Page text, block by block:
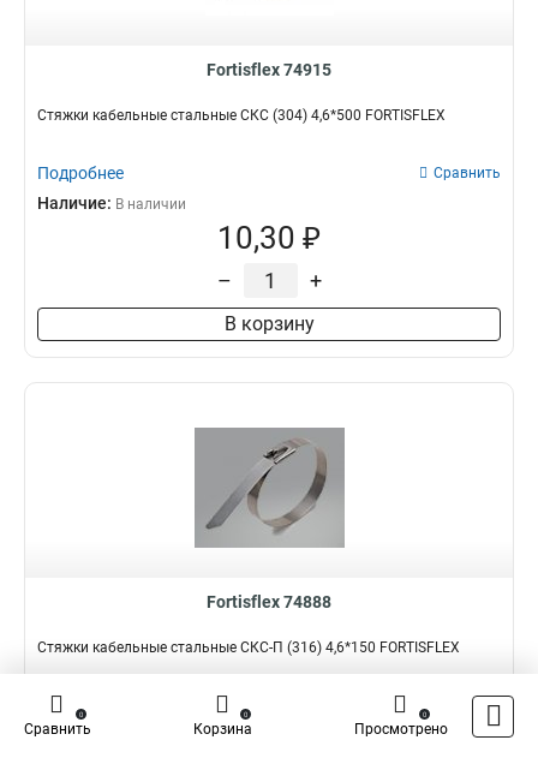
Fortisflex 74915
Стяжки кабельные стальные СКС (304) 4,6*500 FORTISFLEX
Подробнее Сравнить
Наличие: В наличии
10,30 ₽
– +
В корзину
Fortisflex 74888
Стяжки кабельные стальные СКС-П (316) 4,6*150 FORTISFLEX
Подробнее Сравнить
Наличие:
Сравнить
0
Корзина
0
Просмотрено
0